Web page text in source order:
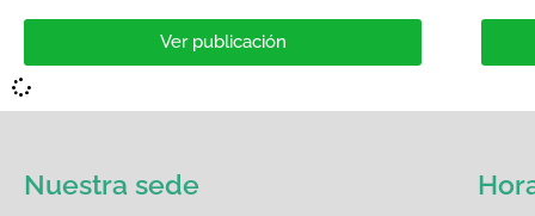
Ver publicación
Nuestra sede